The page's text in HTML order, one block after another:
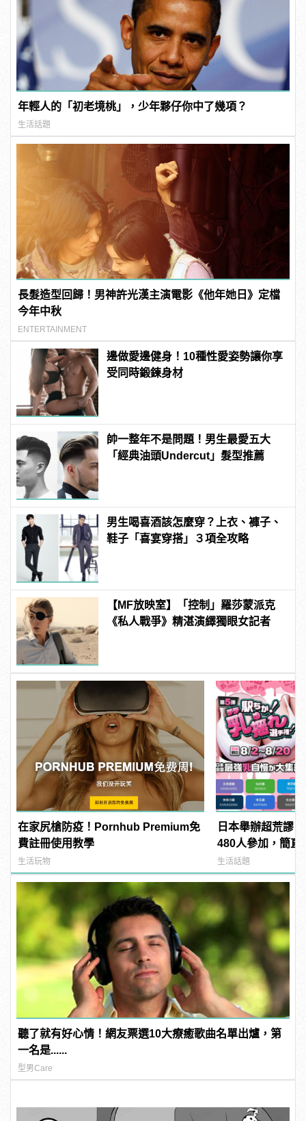
年輕人的「初老境桃」，少年夥仔你中了幾項？
生活話題
長髮造型回歸！男神許光漢主演電影《他年她日》定檔
今年中秋
ENTERTAINMENT
邊做愛邊健身！10種性愛姿勢讓你享
受同時鍛鍊身材
帥一整年不是問題！男生最愛五大
「經典油頭Undercut」髮型推薦
男生喝喜酒該怎麼穿？上衣、褲子、
鞋子「喜宴穿搭」３項全攻略
【MF放映室】「控制」羅莎蒙派克
《私人戰爭》精湛演繹獨眼女記者
在家尻槍防疫！Pornhub Premium免
費註冊使用教學
生活玩物
日本舉辦超荒謬
480人參加，簡直
manfashion這樣
生活話題
聽了就有好心情！網友票選10大療癒歌曲名單出爐，第
一名是......
型男Care